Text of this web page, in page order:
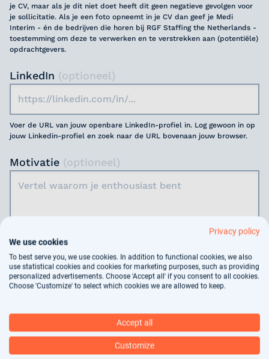
je CV, maar als je dit niet doet heeft dit geen negatieve gevolgen voor
je sollicitatie. Als je een foto opneemt in je CV dan geef je Medi
Interim - én de bedrijven die horen bij RGF Staffing the Netherlands -
toestemming om deze te verwerken en te verstrekken aan (potentiële)
opdrachtgevers.
LinkedIn (optioneel)
Voer de URL van jouw openbare LinkedIn-profiel in. Log gewoon in op
jouw Linkedin-profiel en zoek naar de URL bovenaan jouw browser.
Motivatie (optioneel)
Jouw gegevens worden gebruikt voor
arbeidsbemiddeling, dit vindt deels geautomatiseerd
plaats. In onsprivacy statementkun je nalezen hoe
wij jouw gegevens verwerken.
Privacy policy
We use cookies
To best serve you, we use cookies. In addition to functional cookies, we also
use statistical cookies and cookies for marketing purposes, such as providing
personalized advertisements. Choose 'Accept all' if you consent to all cookies.
Choose 'Customize' to select which cookies we are allowed to keep.
Accept all
Customize